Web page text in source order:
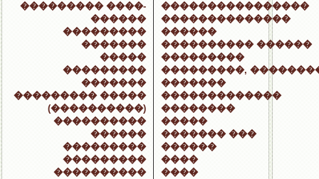
��������� ����-
������
���������
�������
�����
���������
�������
��������� �����
(����������)
����������
������
���������
���������
����������
����������������
��������������
������
���������� ������
���������
���������,
�������
�������������
��������
�����
������� ���
������
����
����